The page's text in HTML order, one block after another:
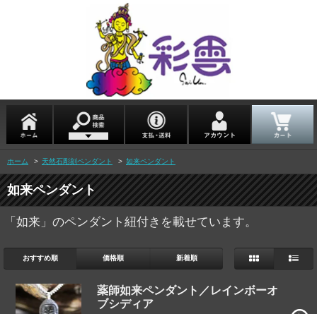
ホーム > 天然石彫刻ペンダント > 如来ペンダント
如来ペンダント
「如来」のペンダント紐付きを載せています。
おすすめ順 価格順 新着順
薬師如来ペンダント／レインボーオ
ブシディア